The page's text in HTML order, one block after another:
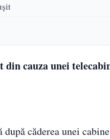
cauza unei
căderea unei